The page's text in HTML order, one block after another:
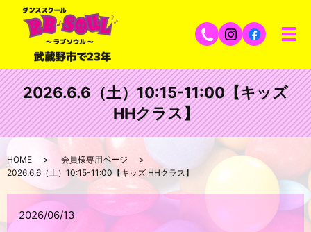
2026.6.6（土）10:15-11:00【キッズ
HHクラス】
HOME
会員様専用ページ
2026.6.6（土）10:15-11:00【キッズ HHクラス】
2026/06/13